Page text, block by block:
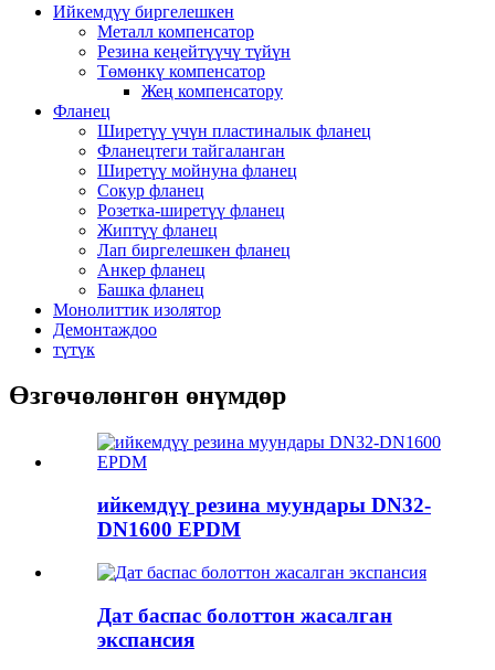
Ийкемдүү биргелешкен
Металл компенсатор
Резина кеңейтүүчү түйүн
Төмөнкү компенсатор
Жең компенсатору
Фланец
Ширетүү үчүн пластиналык фланец
Фланецтеги тайгаланган
Ширетүү мойнуна фланец
Сокур фланец
Розетка-ширетүү фланец
Жиптүү фланец
Лап биргелешкен фланец
Анкер фланец
Башка фланец
Монолиттик изолятор
Демонтаждоо
түтүк
Өзгөчөлөнгөн өнүмдөр
ийкемдүү резина муундары DN32-
DN1600 EPDM
Дат баспас болоттон жасалган
экспансия